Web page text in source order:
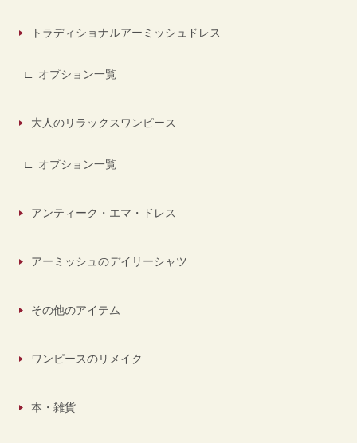
トラディショナルアーミッシュドレス
オプション一覧
大人のリラックスワンピース
オプション一覧
アンティーク・エマ・ドレス
アーミッシュのデイリーシャツ
その他のアイテム
ワンピースのリメイク
本・雑貨